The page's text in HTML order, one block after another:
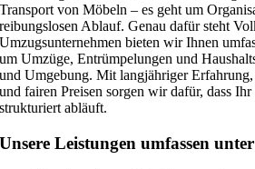
Transport von Möbeln – es geht um
reibungslosen Ablauf. Genau dafür steht
Umzugsunternehmen bieten wir Ihnen
um Umzüge, Entrümpelungen und
und Umgebung. Mit langjähriger Erfahrung,
und fairen Preisen sorgen wir dafür, dass
strukturiert abläuft.
Unsere Leistungen umfassen